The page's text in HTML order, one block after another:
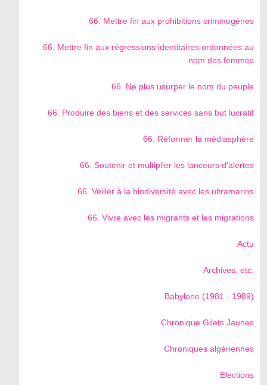
66. Mettre fin aux prohibitions criminogènes
66. Mettre fin aux régressions identitaires ordonnées au
nom des femmes
66. Ne plus usurper le nom du peuple
66. Produire des biens et des services sans but lucratif
66. Réformer la médiasphère
66. Soutenir et multiplier les lanceurs d’alertes
66. Veiller à la biodiversité avec les ultramarins
66. Vivre avec les migrants et les migrations
Actu
Archives, etc.
Babylone (1981 - 1989)
Chronique Gilets Jaunes
Chroniques algériennes
Elections